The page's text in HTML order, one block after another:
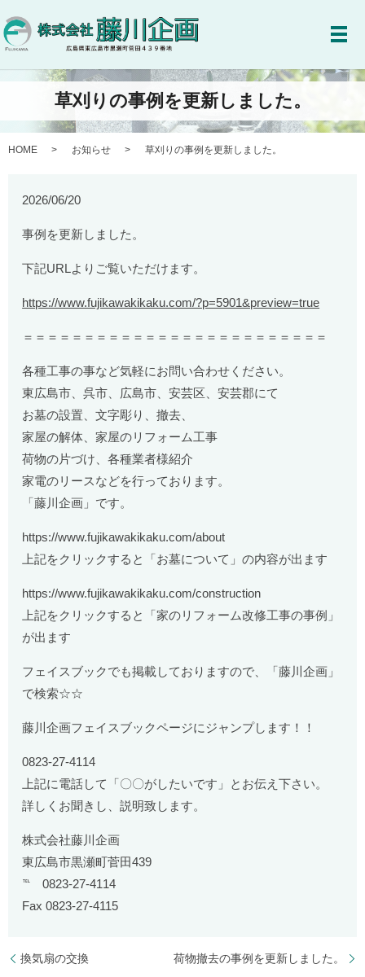
メ
草刈りの事例を更新しました。
HOME お知らせ 草刈りの事例を更新しました。
2026/06/20
事例を更新しました。
下記URLよりご覧いただけます。
https://www.fujikawakikaku.com/?p=5901&preview=true
＝＝＝＝＝＝＝＝＝＝＝＝＝＝＝＝＝＝＝＝＝＝＝＝＝
各種工事の事など気軽にお問い合わせください。
東広島市、呉市、広島市、安芸区、安芸郡にて
お墓の設置、文字彫り、撤去、
家屋の解体、家屋のリフォーム工事
荷物の片づけ、各種業者様紹介
家電のリースなどを行っております。
「藤川企画」です。
https://www.fujikawakikaku.com/about
上記をクリックすると「お墓について」の内容が出ます
https://www.fujikawakikaku.com/construction
上記をクリックすると「家のリフォーム改修工事の事例」
が出ます
フェイスブックでも掲載しておりますので、「藤川企画」
で検索☆☆
藤川企画フェイスブックページにジャンプします！！
0823-27-4114
上記に電話して「〇〇がしたいです」とお伝え下さい。
詳しくお聞きし、説明致します。
株式会社藤川企画
東広島市黒瀬町菅田439
℡ 0823-27-4114
Fax 0823-27-4115
換気扇の交換 荷物撤去の事例を更新しました。